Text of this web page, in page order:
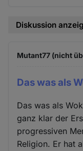
Diskussion
Mutant77 (nicht
Das was als
Das was als
ganz klar der
progressiven
Religion. Er hat